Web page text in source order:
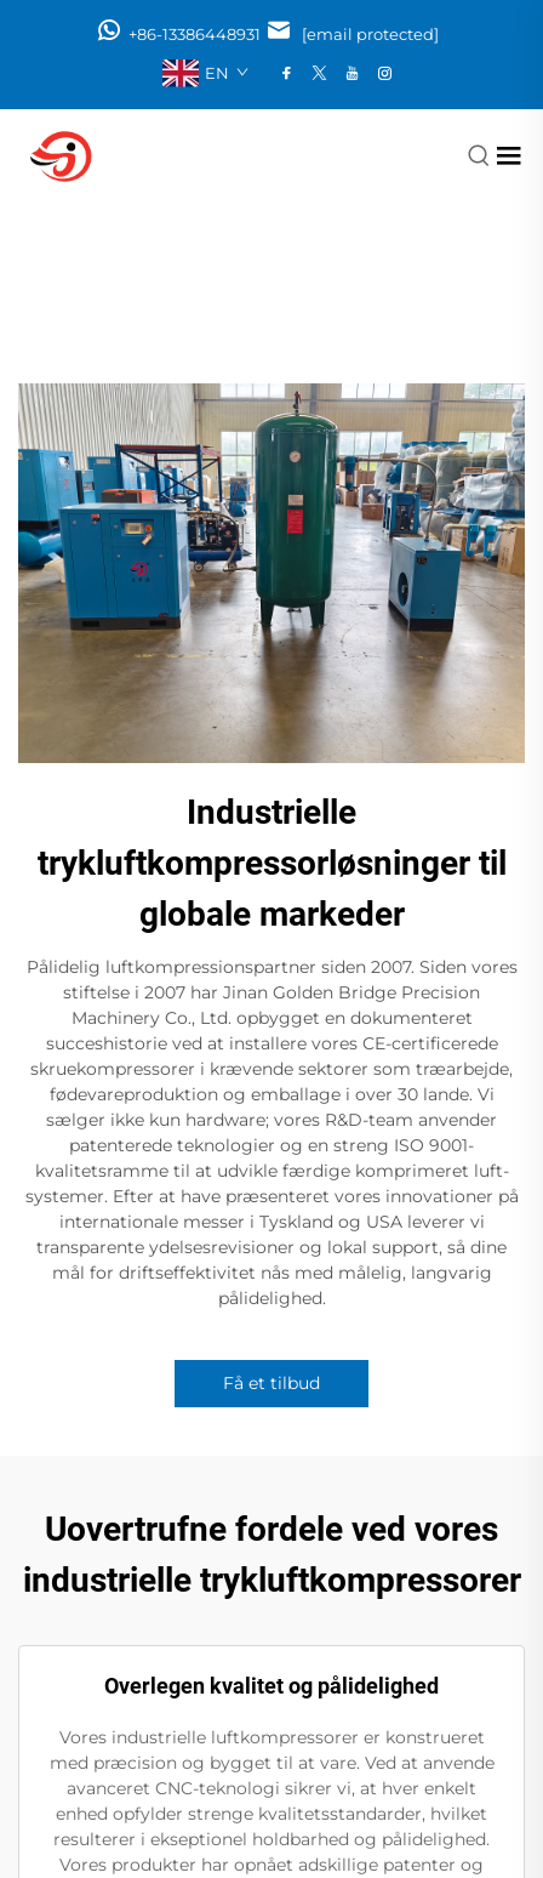
+86-13386448931
[email protected]
EN
Industrielle
trykluftkompressorløsninger til
globale markeder
Pålidelig luftkompressionspartner siden 2007. Siden vores
stiftelse i 2007 har Jinan Golden Bridge Precision
Machinery Co., Ltd. opbygget en dokumenteret
succeshistorie ved at installere vores CE-certificerede
skruekompressorer i krævende sektorer som træarbejde,
fødevareproduktion og emballage i over 30 lande. Vi
sælger ikke kun hardware; vores R&D-team anvender
patenterede teknologier og en streng ISO 9001-
kvalitetsramme til at udvikle færdige komprimeret luft-
systemer. Efter at have præsenteret vores innovationer på
internationale messer i Tyskland og USA leverer vi
transparente ydelsesrevisioner og lokal support, så dine
mål for driftseffektivitet nås med målelig, langvarig
pålidelighed.
Få et tilbud
Uovertrufne fordele ved vores
industrielle trykluftkompressorer
Overlegen kvalitet og pålidelighed
Vores industrielle luftkompressorer er konstrueret
med præcision og bygget til at vare. Ved at anvende
avanceret CNC-teknologi sikrer vi, at hver enkelt
enhed opfylder strenge kvalitetsstandarder, hvilket
resulterer i ekseptionel holdbarhed og pålidelighed.
Vores produkter har opnået adskillige patenter og